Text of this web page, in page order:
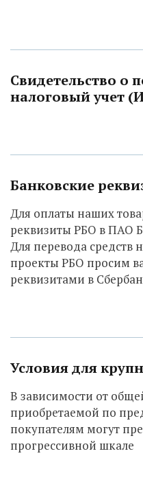
Свидетельство о
налоговый учет
Банковские
Для оплаты наших
реквизиты РБО в ПАО
Для перевода средств
проекты РБО просим
реквизитами в
Условия для
В зависимости от
приобретаемой по
покупателям могут
прогрессивной шкале